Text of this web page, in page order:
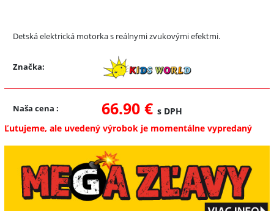
Detská elektrická motorka s reálnymi zvukovými efektmi.
Značka:
Naša cena : 66.90 € s DPH
Ľutujeme, ale uvedený výrobok je momentálne vypredaný